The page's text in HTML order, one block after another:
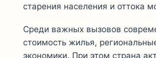
старения населения и оттока
Среди важных вызовов
стоимость жилья,
экономики. При этом страна